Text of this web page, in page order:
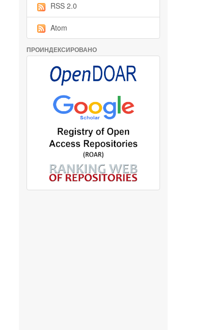
RSS 2.0
Atom
ПРОИНДЕКСИРОВАНО